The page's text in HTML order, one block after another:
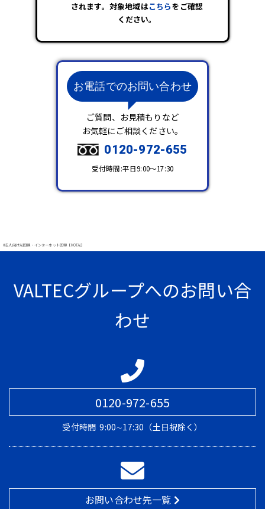
されます。対象地域はこちらをご確認
ください。
お電話でのお問い合わせ
ご質問、お見積もりなど
お気軽にご相談ください。
0120-972-655
受付時間:平日9:00～17:30
#法人向け光回線・インターネット回線【MOT光】
VALTECグループへのお問い合
わせ
0120-972-655
受付時間 9:00∼17:30（土日祝除く）
お問い合わせ先一覧